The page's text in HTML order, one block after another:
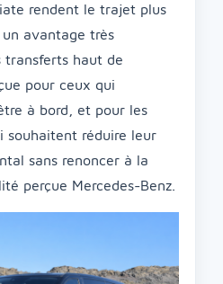
rendent le trajet plus
avantage très
transferts haut de
pour ceux qui
à bord, et pour les
souhaitent réduire leur
sans renoncer à la
perçue Mercedes-Benz.